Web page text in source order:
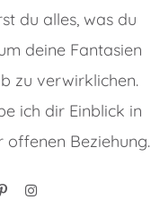
du alles, was du
deine Fantasien
zu verwirklichen.
ich dir Einblick in
offenen Beziehung.